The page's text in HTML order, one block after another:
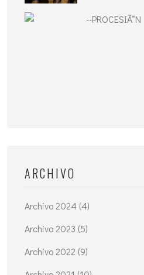
--
ARCHIVO
Archivo 2024 (4)
Archivo 2023 (5)
Archivo 2022 (9)